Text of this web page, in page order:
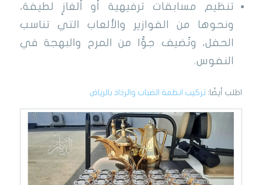
تنظيم مسابقات ترفيهية أو ألغازٍ لطيفة،
ونحوها من الفوازير والألعاب التي تناسب
الحفل، وتُضيف جوًّا من المرح والبهجة في
النفوس.
اطلب أيضًا: تركيب انظمة الضباب والرذاذ بالرياض